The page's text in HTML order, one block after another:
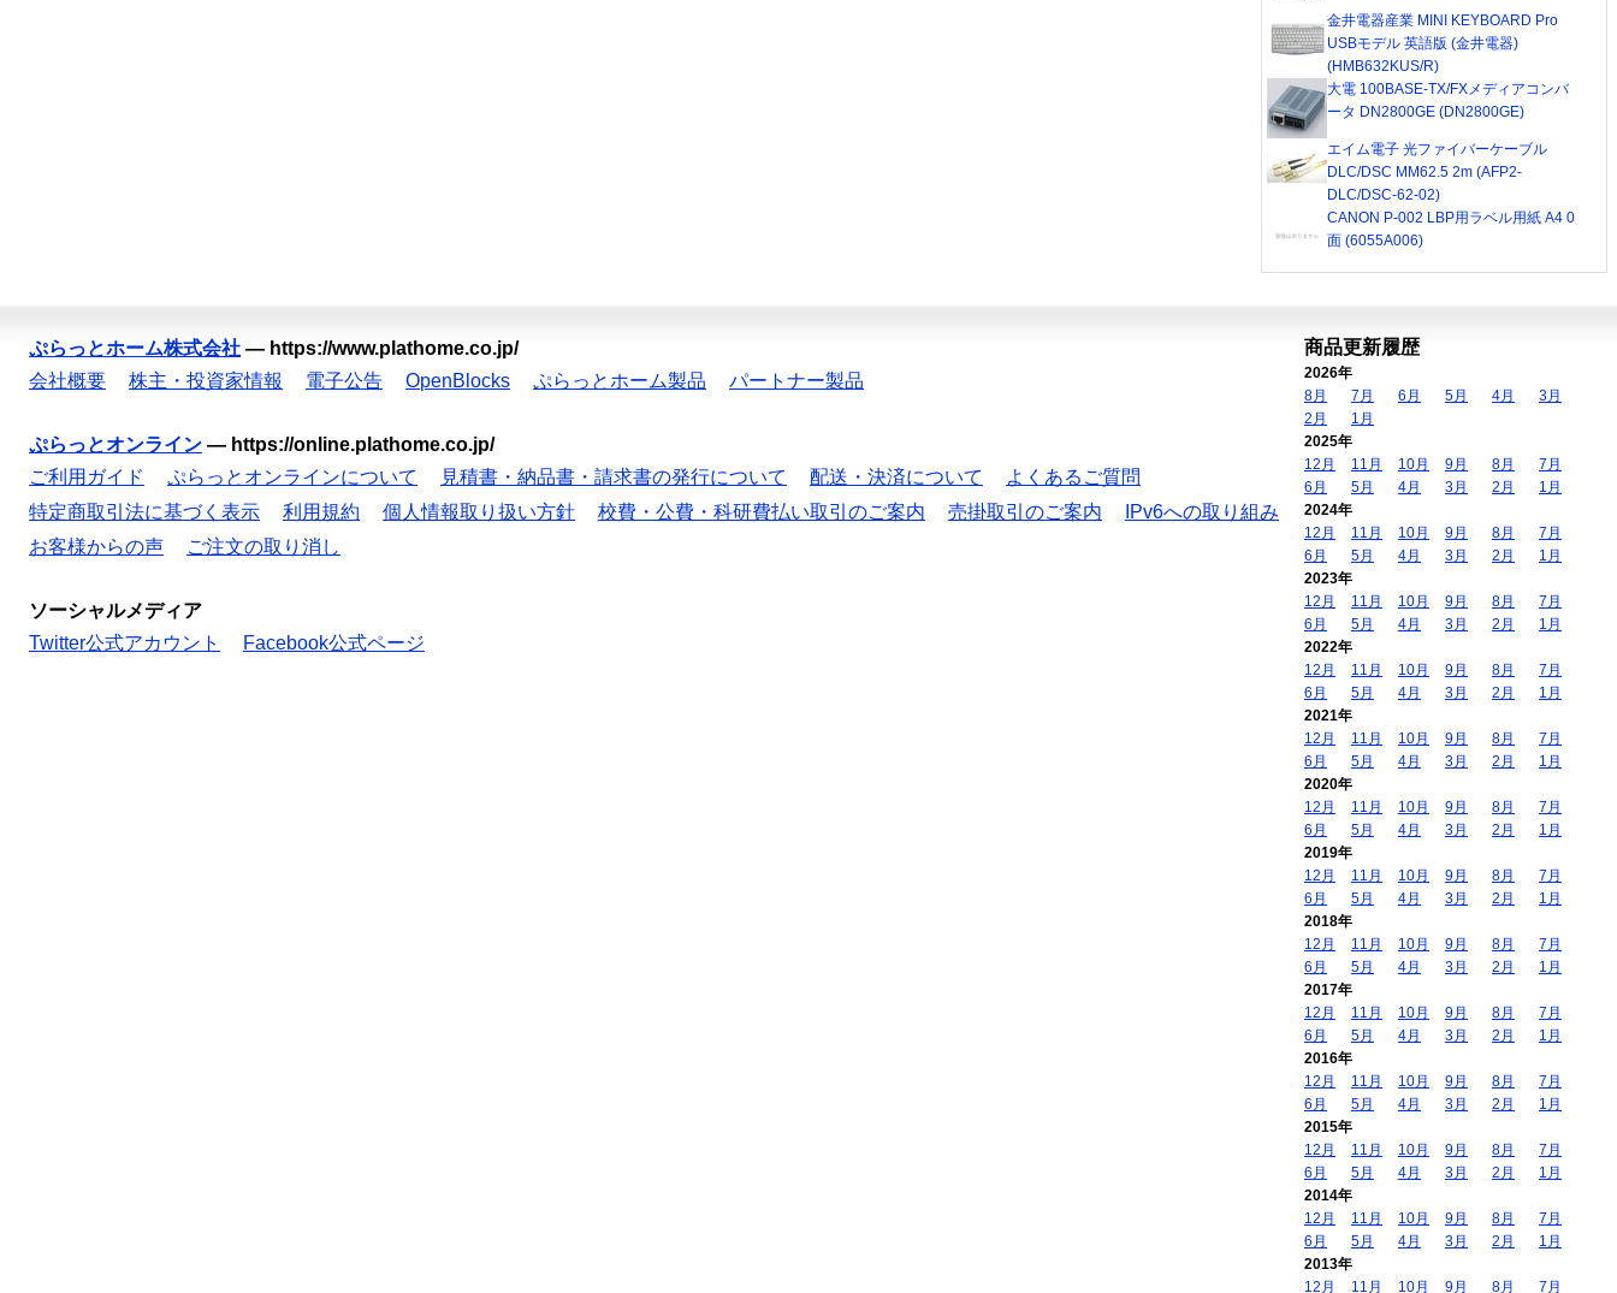
金井電器産業 MINI KEYBOARD Pro
USBモデル 英語版 (金井電器)
(HMB632KUS/R)
大電 100BASE-TX/FXメディアコンバ
ータ DN2800GE (DN2800GE)
エイム電子 光ファイバーケーブル
DLC/DSC MM62.5 2m (AFP2-
DLC/DSC-62-02)
CANON P-002 LBP用ラベル用紙 A4 0
面 (6055A006)
ぷらっとホーム株式会社 — https://www.plathome.co.jp/
会社概要
株主・投資家情報 電子公告 OpenBlocks ぷらっとホーム製品 パートナー製品
ぷらっとオンライン — https://online.plathome.co.jp/
ご利用ガイド
ぷらっとオンラインについて 見積書・納品書・請求書の発行について 配送・決済について
よくあるご質問
特定商取引法に基づく表示
利用規約 個人情報取り扱い方針 校費・公費・科研費払い取引のご案内 売掛取引のご案内
IPv6への取り組み
お客様からの声
ご注文の取り消し
ソーシャルメディア
Twitter公式アカウント
Facebook公式ページ
商品更新履歴
2026年
8月
7月 6月 5月 4月
3月
2月
1月
2025年
12月
11月 10月 9月 8月
7月
6月
5月 4月 3月 2月
1月
2024年
12月
11月 10月 9月 8月
7月
6月
5月 4月 3月 2月
1月
2023年
12月
11月 10月 9月 8月
7月
6月
5月 4月 3月 2月
1月
2022年
12月
11月 10月 9月 8月
7月
6月
5月 4月 3月 2月
1月
2021年
12月
11月 10月 9月 8月
7月
6月
5月 4月 3月 2月
1月
2020年
12月
11月 10月 9月 8月
7月
6月
5月 4月 3月 2月
1月
2019年
12月
11月 10月 9月 8月
7月
6月
5月 4月 3月 2月
1月
2018年
12月
11月 10月 9月 8月
7月
6月
5月 4月 3月 2月
1月
2017年
12月
11月 10月 9月 8月
7月
6月
5月 4月 3月 2月
1月
2016年
12月
11月 10月 9月 8月
7月
6月
5月 4月 3月 2月
1月
2015年
12月
11月 10月 9月 8月
7月
6月
5月 4月 3月 2月
1月
2014年
12月
11月 10月 9月 8月
7月
6月
5月 4月 3月 2月
1月
2013年
12月
11月 10月 9月 8月 7月